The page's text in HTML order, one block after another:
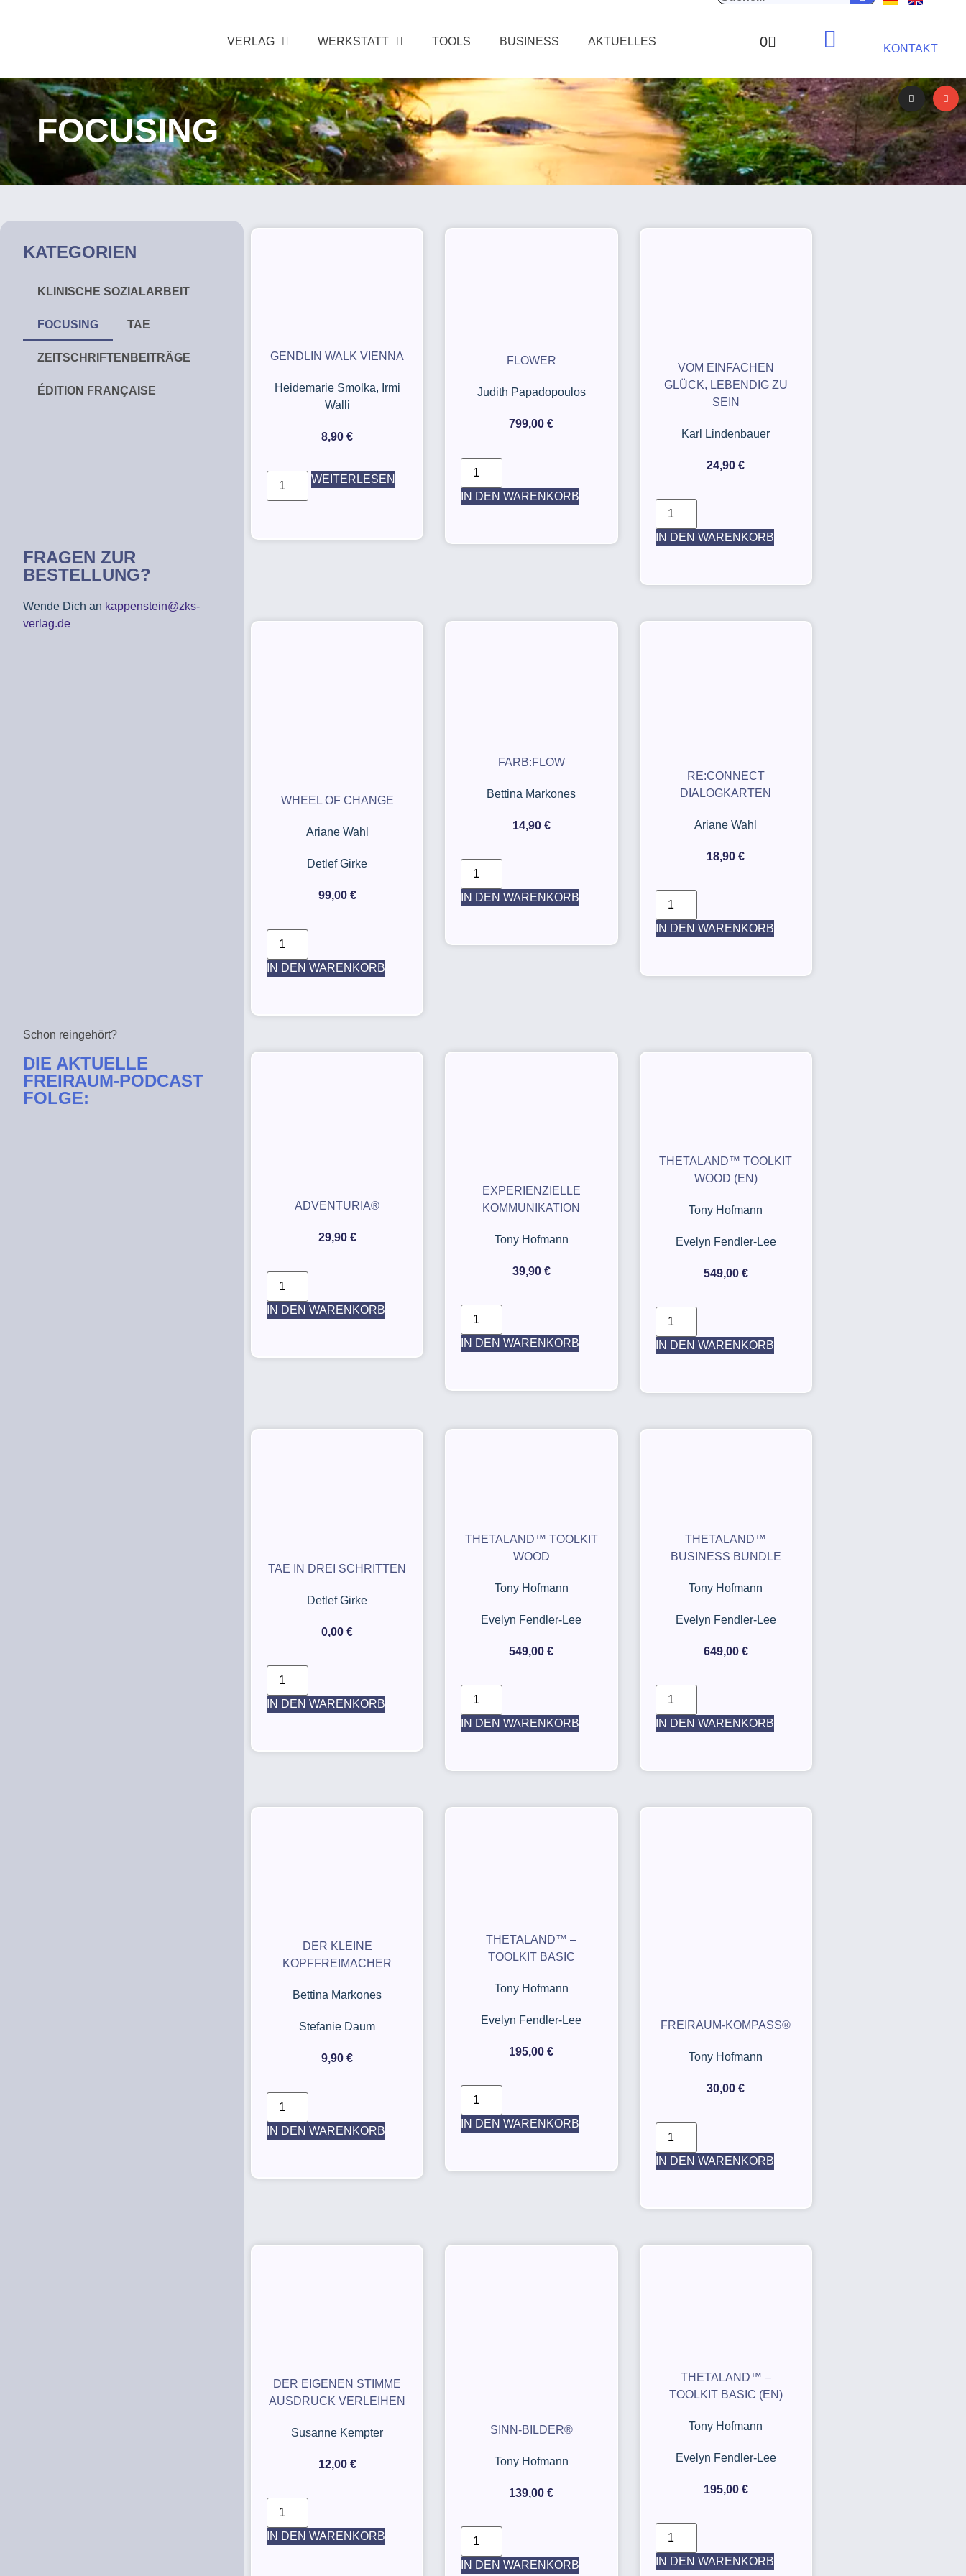
VERLAG WERKSTATT TOOLS BUSINESS AKTUELLES 0 KONTAKT
FOCUSING
KATEGORIEN
KLINISCHE SOZIALARBEIT
FOCUSING TAE
ZEITSCHRIFTENBEITRÄGE
ÉDITION FRANÇAISE
FRAGEN ZUR
BESTELLUNG?
Wende Dich an kappenstein@zks-
verlag.de
Schon reingehört?
DIE AKTUELLE
FREIRAUM-PODCAST
FOLGE:
GENDLIN WALK VIENNA
Heidemarie Smolka, Irmi
Walli
8,90€
WEITERLESEN
FLOWER
Judith Papadopoulos
799,00€
IN DEN WARENKORB
VOM EINFACHEN
GLÜCK, LEBENDIG ZU
SEIN
Karl Lindenbauer
24,90€
IN DEN WARENKORB
WHEEL OF CHANGE
Ariane Wahl
Detlef Girke
99,00 €
IN DEN WARENKORB
FARB:FLOW
Bettina Markones
14,90 €
IN DEN WARENKORB
RE:CONNECT
DIALOGKARTEN
Ariane Wahl
18,90€
IN DEN WARENKORB
ADVENTURIA®
29,90 €
IN DEN WARENKORB
EXPERIENZIELLE
KOMMUNIKATION
Tony Hofmann
39,90 €
IN DEN WARENKORB
THETALAND™ TOOLKIT
WOOD (EN)
Tony Hofmann
Evelyn Fendler-Lee
549,00 €
IN DEN WARENKORB
TAE IN DREI SCHRITTEN
Detlef Girke
0,00€
IN DEN WARENKORB
THETALAND™ TOOLKIT
WOOD
Tony Hofmann
Evelyn Fendler-Lee
549,00€
IN DEN WARENKORB
THETALAND™
BUSINESS BUNDLE
Tony Hofmann
Evelyn Fendler-Lee
649,00 €
IN DEN WARENKORB
DER KLEINE
KOPFFREIMACHER
Bettina Markones
Stefanie Daum
9,90€
IN DEN WARENKORB
THETALAND™ –
TOOLKIT BASIC
Tony Hofmann
Evelyn Fendler-Lee
195,00€
IN DEN WARENKORB
FREIRAUM-KOMPASS®
Tony Hofmann
30,00€
IN DEN WARENKORB
DER EIGENEN STIMME
AUSDRUCK VERLEIHEN
Susanne Kempter
12,00 €
IN DEN WARENKORB
SINN-BILDER®
Tony Hofmann
139,00€
IN DEN WARENKORB
THETALAND™ –
TOOLKIT BASIC (EN)
Tony Hofmann
Evelyn Fendler-Lee
195,00 €
IN DEN WARENKORB